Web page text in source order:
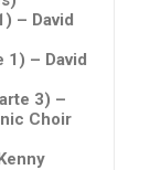
– David
– David
3) –
Choir